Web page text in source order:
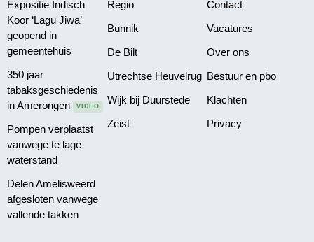
Expositie Indisch
Koor ‘Lagu Jiwa’
geopend in
gemeentehuis
350 jaar
tabaksgeschiedenis
in Amerongen
VIDEO
Pompen verplaatst
vanwege te lage
waterstand
Delen Amelisweerd
afgesloten vanwege
vallende takken
Regio
Bunnik
De Bilt
Utrechtse Heuvelrug
Wijk bij Duurstede
Zeist
Contact
Vacatures
Over ons
Bestuur en pbo
Klachten
Privacy